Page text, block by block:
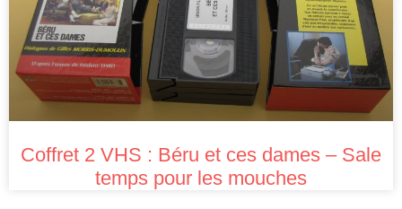
Coffret 2 VHS : Béru et ces dames – Sale
temps pour les mouches